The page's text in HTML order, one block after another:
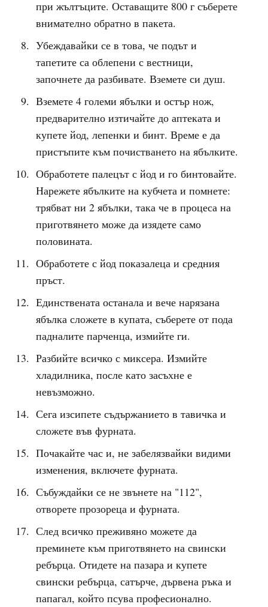
при жълтъците. Оставащите 800 г съберете
внимателно обратно в пакета.
Убеждавайки се в това, че подът и
тапетите са облепени с вестници,
започнете да разбивате. Вземете си душ.
Вземете 4 големи ябълки и остър нож,
предварително изтичайте до аптеката и
купете йод, лепенки и бинт. Време е да
пристъпите към почистването на ябълките.
Обработете палецът с йод и го бинтовайте.
Нарежете ябълките на кубчета и помнете:
трябват ни 2 ябълки, така че в процеса на
приготвянето може да изядете само
половината.
Обработете с йод показалеца и средния
пръст.
Единствената останала и вече нарязана
ябълка сложете в купата, съберете от пода
падналите парченца, измийте ги.
Разбийте всичко с миксера. Измийте
хладилника, после като засъхне е
невъзможно.
Сега изсипете съдържанието в тавичка и
сложете във фурната.
Почакайте час и, не забелязвайки видими
изменения, включете фурната.
Събуждайки се не звънете на "112",
отворете прозореца и фурната.
След всичко преживяно можете да
преминете към приготвянето на свински
ребърца. Отидете на пазара и купете
свински ребърца, сатърче, дървена ръка и
папагал, който псува професионално.